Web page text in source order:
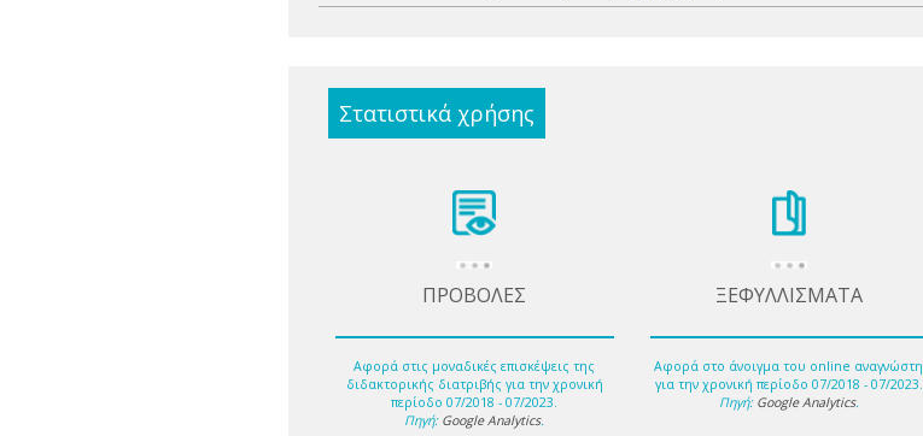
Στατιστικά χρήσης
ΠΡΟΒΟΛΕΣ
Αφορά στις μοναδικές επισκέψεις της
διδακτορικής διατριβής για την χρονική
περίοδο 07/2018 - 07/2023.
Πηγή: Google Analytics.
ΞΕΦΥΛΛΙΣΜΑΤΑ
Αφορά στο άνοιγμα του online αναγνώστη
για την χρονική περίοδο 07/2018 - 07/2023.
Πηγή: Google Analytics.